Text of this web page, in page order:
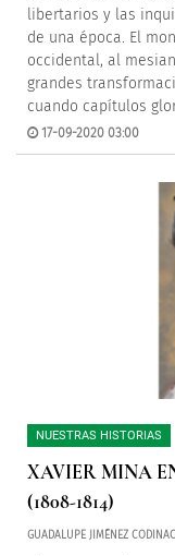
libertarios y las
de una época. El
occidental, al
grandes
cuando capítulos
17-09-2020 03:00
NUESTRAS HISTORIAS
XAVIER MINA
(1808-1814)
GUADALUPE JIMÉNEZ